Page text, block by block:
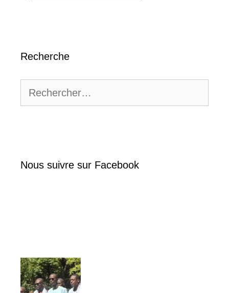
Recherche
Nous suivre sur Facebook